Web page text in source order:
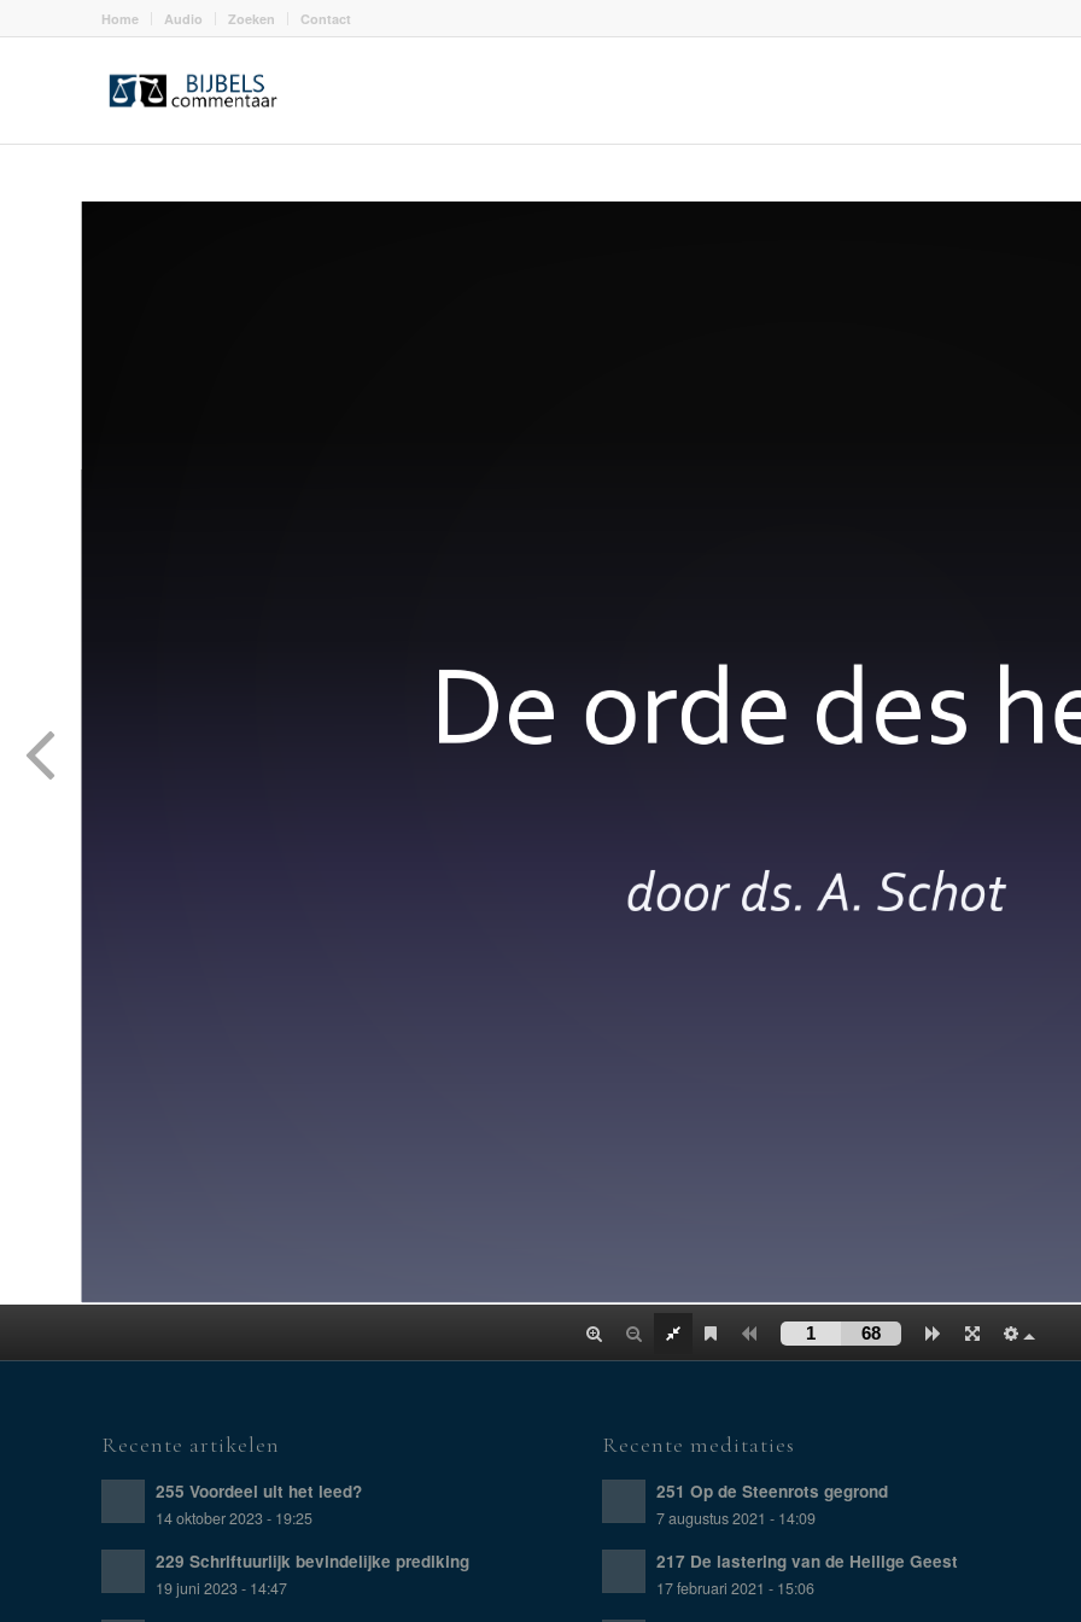
Home Audio Zoeken Contact
Recente artikelen
255 Voordeel uit het leed?
14 oktober 2023 - 19:25
229 Schriftuurlijk bevindelijke prediking
19 juni 2023 - 14:47
Recente meditaties
251 Op de Steenrots gegrond
7 augustus 2021 - 14:09
217 De lastering van de Heilige Geest
17 februari 2021 - 15:06